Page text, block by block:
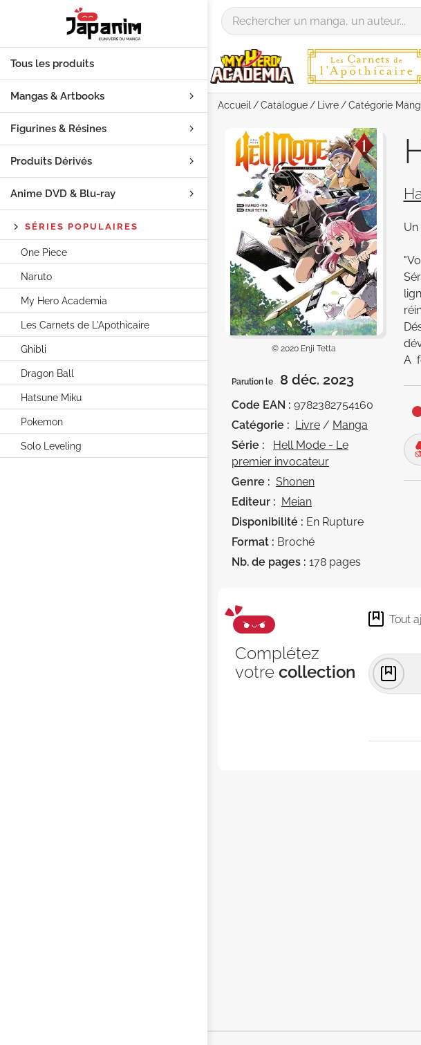
Tous les produits
Mangas & Artbooks
Figurines & Résines
Produits Dérivés
Anime DVD & Blu‑ray
SÉRIES POPULAIRES
One Piece
Naruto
My Hero Academia
Les Carnets de L'Apothicaire
Ghibli
Dragon Ball
Hatsune Miku
Pokemon
Solo Leveling
Accueil Catalogue Livre Catégorie
© 2020 Enji Tetta
A
Parution le 8 déc. 2023
Code EAN : 9782382754160
Catégorie : Livre / Manga
Série :
Hell Mode - Le
premier invocateur
Genre : Shonen
Editeur : Meian
Disponibilité : En Rupture
Format : Broché
Nb. de pages : 178 pages
Complétez
votre collection
Tout